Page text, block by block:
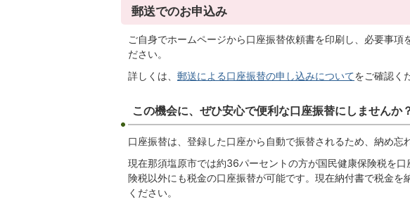
郵送でのお申込み
ご自身でホームページから口座振替依頼書を印刷し、必要事項
ださい。
詳しくは、 郵送による口座振替の申し込みについてをご確認く
この機会に、ぜひ安心で便利な口座振替にしませんか
口座振替は、登録した口座から自動で振替されるため、納め忘
現在那須塩原市では約36パーセントの方が国民健康保険税を
険税以外にも税金の口座振替が可能です。現在納付書で税金
ください。